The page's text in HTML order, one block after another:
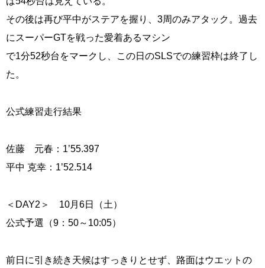
その後は再び平中がステアを握り、3周のみアタック。過去
にスーパーGTを戦った愛着あるマシン
で1分52秒台をマークし、この日のSLSでの練習枠は終了し
た。
公式練習走行結果
佐藤 元春：1’55.397
平中 克幸：1’52.514
＜DAY2＞ 10月6日（土）
公式予選（9：50～10:05）
前日に引き続き天候はすっきりとせず、路面はウエットの